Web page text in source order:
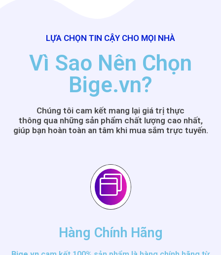
LỰA CHỌN TIN CẬY CHO MỌI NHÀ
Vì Sao Nên Chọn
Bige.vn?
Chúng tôi cam kết mang lại giá trị thực
thông qua những sản phẩm chất lượng cao nhất,
giúp bạn hoàn toàn an tâm khi mua sắm trực tuyến.
Hàng Chính Hãng